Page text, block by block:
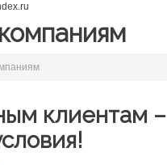
клиентам –